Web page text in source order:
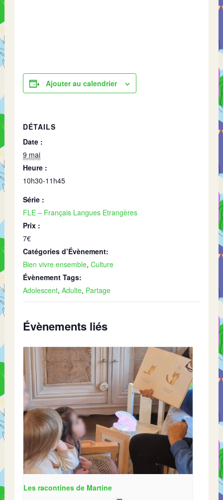
Ajouter au calendrier
DÉTAILS
Date :
9 mai
Heure :
10h30-11h45
Série :
FLE – Français Langues Etrangères
Prix :
7€
Catégories d’Évènement:
Bien vivre ensemble,Culture
Évènement Tags:
Adolescent,Adulte, Partage
Évènements liés
Les racontines de Martine